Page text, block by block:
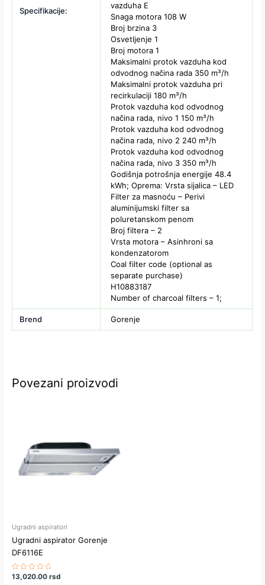
Specifikacije:
vazduha E
Snaga motora 108 W
Broj brzina 3
Osvetljenje 1
Broj motora 1
Maksimalni protok vazduha kod
odvodnog načina rada 350 m³/h
Maksimalni protok vazduha pri
recirkulaciji 180 m³/h
Protok vazduha kod odvodnog
načina rada, nivo 1 150 m³/h
Protok vazduha kod odvodnog
načina rada, nivo 2 240 m³/h
Protok vazduha kod odvodnog
načina rada, nivo 3 350 m³/h
Godišnja potrošnja energije 48.4
kWh; Oprema: Vrsta sijalica – LED
Filter za masnoću – Perivi
aluminijumski filter sa
poluretanskom penom
Broj filtera – 2
Vrsta motora – Asinhroni sa
kondenzatorom
Coal filter code (optional as
separate purchase)
H10883187
Number of charcoal filters – 1;
Brend Gorenje
Povezani proizvodi
Ugradni aspiratori
Ugradni aspirator Gorenje
DF6116E
Ocenjeno
sa
13,020.00rsd